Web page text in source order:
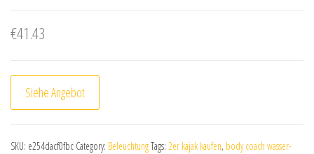
€41.43
Siehe Angebot
SKU: e254dacf0fbc Category: BeleuchtungTags: 2er kajak kaufen, body coach wasser-